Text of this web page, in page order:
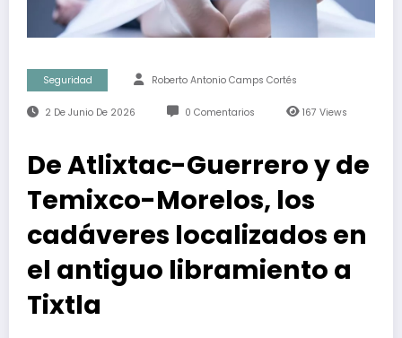
Seguridad Roberto Antonio Camps Cortés
2 De Junio De 2026 0 Comentarios 167Views
De Atlixtac-Guerrero y de
Temixco-Morelos, los
cadáveres localizados en
el antiguo libramiento a
Tixtla